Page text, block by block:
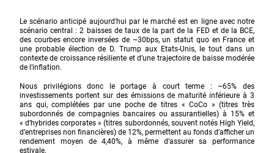
Le scénario anticipé aujourd'hui par le marché est en ligne avec notre
scénario central : 2 baisses de taux de la part de la FED et de la BCE,
des courbes encore inversées de ~30bps, un statut quo en France et
une probable élection de D. Trump aux Etats-Unis, le tout dans un
contexte de croissance résiliente et d’une trajectoire de baisse modérée
de l’inflation.
Nous privilégions donc le portage à court terme : ~65% des
investissements portent sur des émissions de maturité inférieure à 3
ans qui, complétées par une poche de titres « CoCo » (titres très
subordonnés de compagnies bancaires ou assurantielles) à 15% et
« d’hybrides corporates » (titres subordonnés, souvent notés High Yield,
d’entreprises non financières) de 12%, permettent au fonds d’afficher un
rendement moyen de 4,40%, à même d’assurer sa performance
estivale.